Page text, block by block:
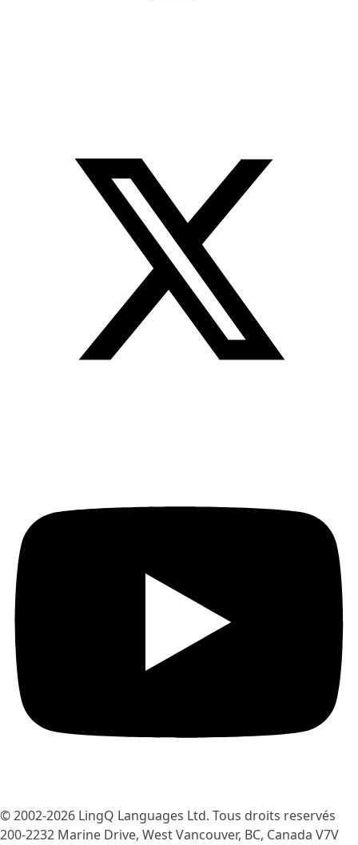
© 2002-2026 LingQ Languages Ltd. Tous droits reservés
200-2232 Marine Drive, West Vancouver, BC, Canada V7V